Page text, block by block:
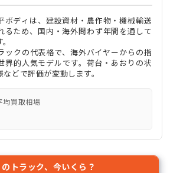
ボディは、建設資材・農作物・機械輸送
るため、国内・海外問わず年間を通して
ックの代表格で、海外バイヤーからの指
界的人気モデルです。荷台・あおりの状
どで評価が変動します。
均買取相場
トラック、今いくら？